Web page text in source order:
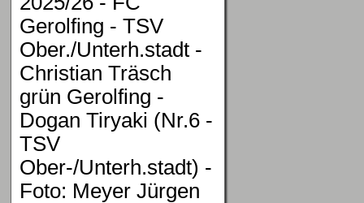
Gerolfing - TSV
Ober./Unterh.stadt -
Christian Träsch
grün Gerolfing -
Dogan Tiryaki (Nr.6 -
TSV
Ober-/Unterh.stadt) -
Foto: Meyer Jürgen